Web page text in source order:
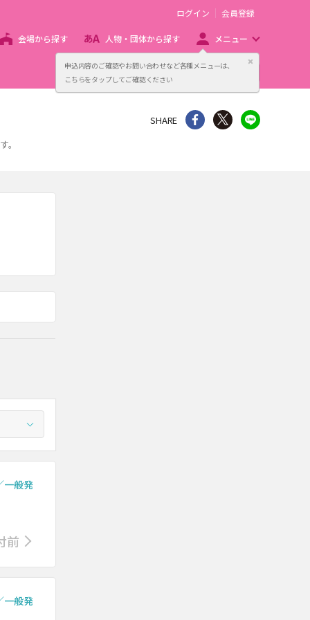
申込内容のご確認やお問い合わせなど各種メニューは、
こちらをタップしてご確認ください
閉じる
ログイン 会員登録
会場から探す 人物・団体から探す メニュー
主催者向け販売サービス
。
SHARE シェア Twitter
一般発
前
一般発